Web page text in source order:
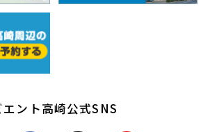
エント高崎公式SNS